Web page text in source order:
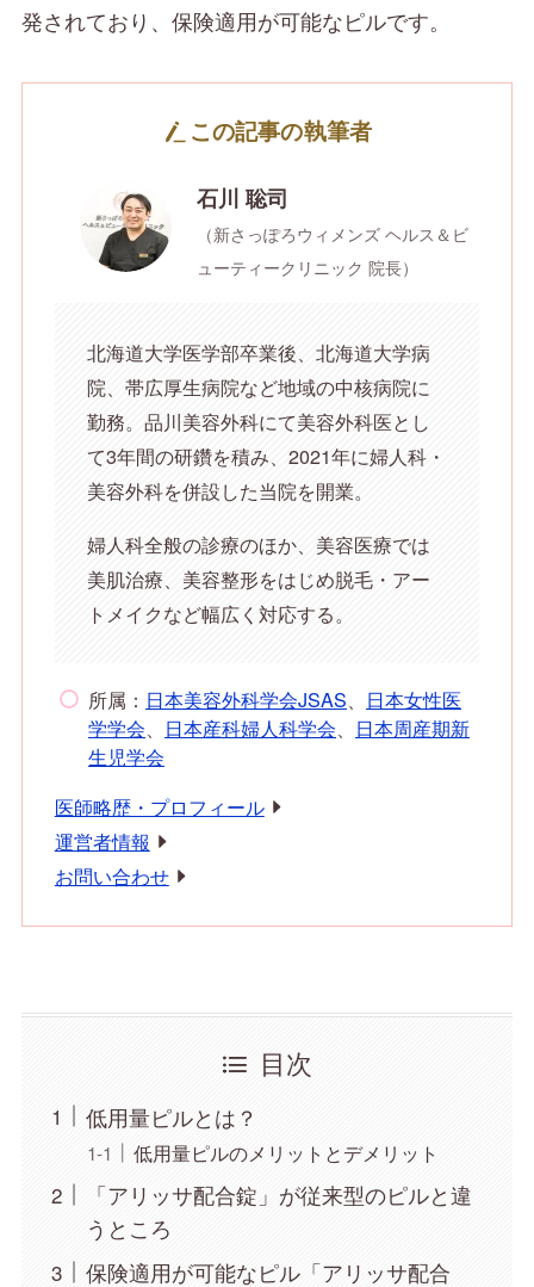
発されており、保険適用が可能なピルです。
この記事の執筆者
石川 聡司
（新さっぽろウィメンズ ヘルス＆ビ
ューティークリニック 院長）
北海道大学医学部卒業後、北海道大学病
院、帯広厚生病院など地域の中核病院に
勤務。品川美容外科にて美容外科医とし
て3年間の研鑽を積み、2021年に婦人科・
美容外科を併設した当院を開業。
婦人科全般の診療のほか、美容医療では
美肌治療、美容整形をはじめ脱毛・アー
トメイクなど幅広く対応する。
所属： 日本美容外科学会JSAS、 日本女性医
学学会、 日本産科婦人科学会、 日本周産期新
生児学会
医師略歴・プロフィール
運営者情報
お問い合わせ
目次
低用量ピルとは？
低用量ピルのメリットとデメリット
「アリッサ配合錠」が従来型のピルと違
うところ
保険適用が可能なピル「アリッサ配合